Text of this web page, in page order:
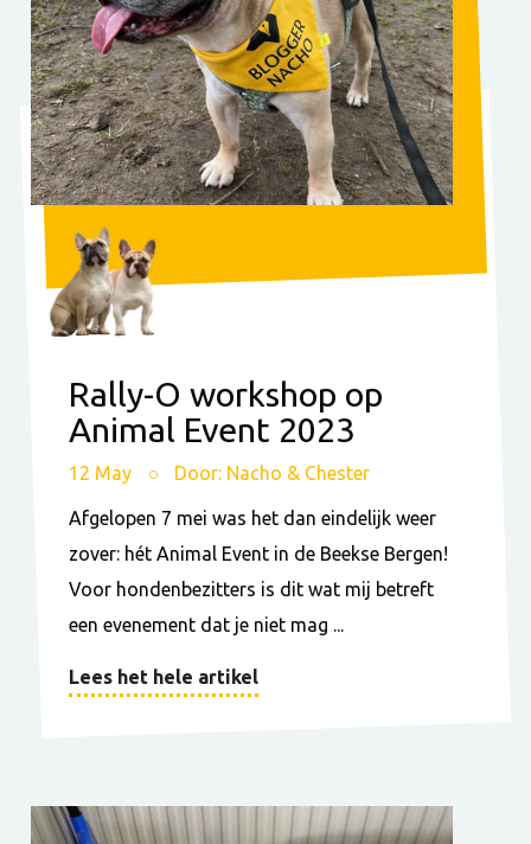
Rally-O workshop op
Animal Event 2023
12 May Door: Nacho & Chester
Afgelopen 7 mei was het dan eindelijk weer
zover: hét Animal Event in de Beekse Bergen!
Voor hondenbezitters is dit wat mij betreft
een evenement dat je niet mag ...
Lees het hele artikel